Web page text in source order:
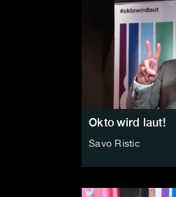
Okto wird laut!
Savo Ristic